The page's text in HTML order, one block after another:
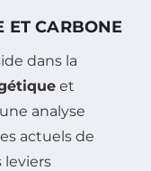
ET CARBONE
dans la
et
analyse
actuels de
leviers